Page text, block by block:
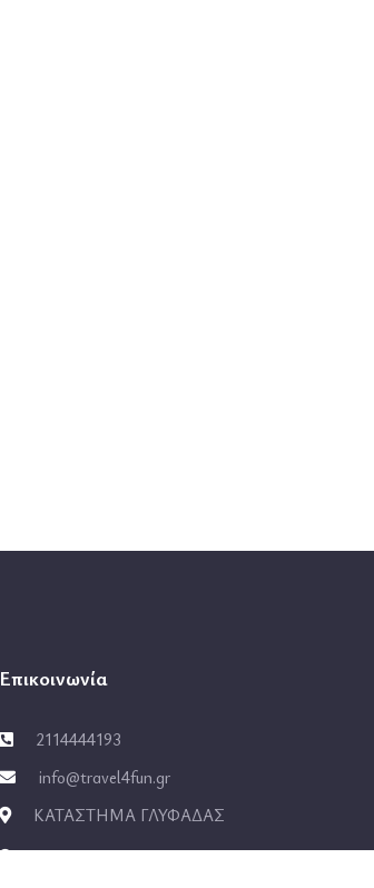
Επικοινωνία
2114444193
info@travel4fun.gr
ΚΑΤΑΣΤΗΜΑ ΓΛΥΦΑΔΑΣ